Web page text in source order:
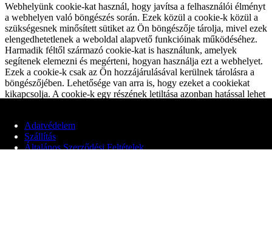
Adatvédelem
Szállítás
Általános Szerződési Feltételek
Webhelyünk cookie-kat használ, hogy javítsa a felhasználói élményt
a webhelyen való böngészés során. Ezek közül a cookie-k közül a
szükségesnek minősített sütiket az Ön böngészője tárolja, mivel ezek
elengedhetetlenek a weboldal alapvető funkcióinak működéséhez.
Harmadik féltől származó cookie-kat is használunk, amelyek
segítenek elemezni és megérteni, hogyan használja ezt a webhelyet.
Ezek a cookie-k csak az Ön hozzájárulásával kerülnek tárolásra a
böngészőjében. Lehetősége van arra is, hogy ezeket a cookiekat
kikapcsolja. A cookie-k egy részének letiltása azonban hatással lehet
Alapvető Cookiek
Always Enabled
Ezek a cookie-k elengedhetetlenek a weboldal megfelelő